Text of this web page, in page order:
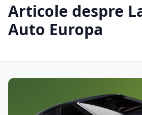
Articole despre
Auto Europa